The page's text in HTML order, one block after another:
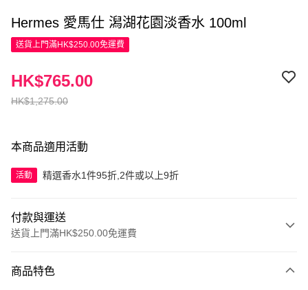
Hermes 愛馬仕 潟湖花園淡香水 100ml
送貨上門滿HK$250.00免運費
HK$1,275.00
HK$765.00
本商品適用活動
活動 精選香水1件95折,2件或以上9折
付款與運送
送貨上門滿HK$250.00免運費
信用卡
商品特色